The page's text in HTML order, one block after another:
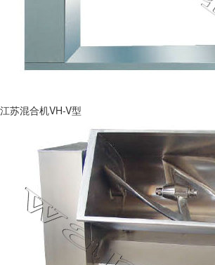
江苏混合机VH-V型